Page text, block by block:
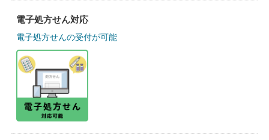
電子処方せん対応
電子処方せんの受付が可能